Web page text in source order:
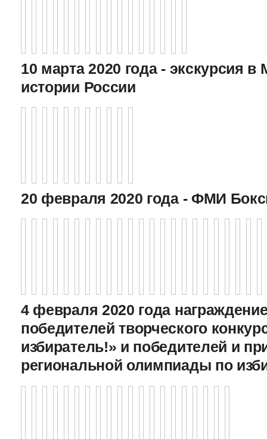
10 марта 2020 года - экскурсия в
истории России
20 февраля 2020 года - ФМИ
4 февраля 2020 года
победителей творческого
избиратель!» и победителей и
региональной олимпиады по